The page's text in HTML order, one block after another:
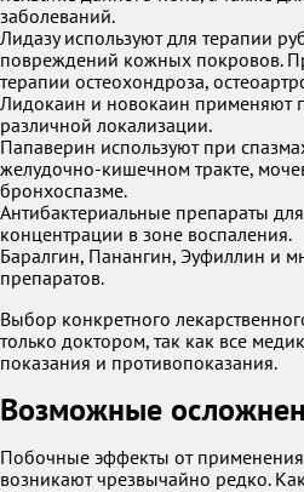
заболеваний.
Лидазу используют для терапии
повреждений кожных покровов.
терапии остеохондроза,
Лидокаин и новокаин применяют
различной локализации.
Папаверин используют при
желудочно-кишечном тракте,
бронхоспазме.
Антибактериальные препараты
концентрации в зоне воспаления.
Баралгин, Панангин, Эуфиллин и
препаратов.
Выбор конкретного
только доктором, так как все
показания и противопоказания.
Возможные
Побочные эффекты от
возникают чрезвычайно редко.